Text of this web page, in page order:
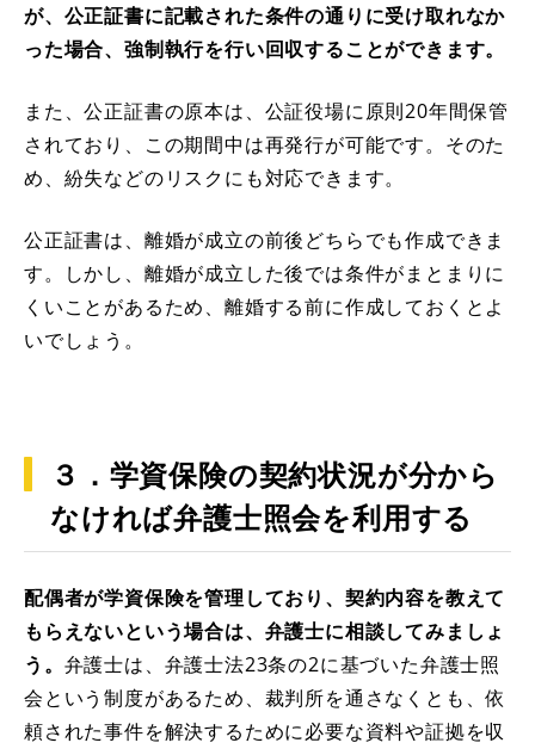
が、公正証書に記載された条件の通りに受け取れなか
った場合、強制執行を行い回収することができます。
また、公正証書の原本は、公証役場に原則20年間保管
されており、この期間中は再発行が可能です。そのた
め、紛失などのリスクにも対応できます。
公正証書は、離婚が成立の前後どちらでも作成できま
す。しかし、離婚が成立した後では条件がまとまりに
くいことがあるため、離婚する前に作成しておくとよ
いでしょう。
３．学資保険の契約状況が分から
なければ弁護士照会を利用する
配偶者が学資保険を管理しており、契約内容を教えて
もらえないという場合は、弁護士に相談してみましょ
う。 弁護士は、弁護士法23条の2に基づいた弁護士照
会という制度があるため、裁判所を通さなくとも、依
頼された事件を解決するために必要な資料や証拠を収